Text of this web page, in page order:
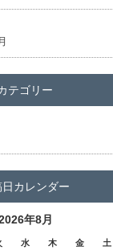
テゴリー
カレンダー
年8月
水 木 金 土